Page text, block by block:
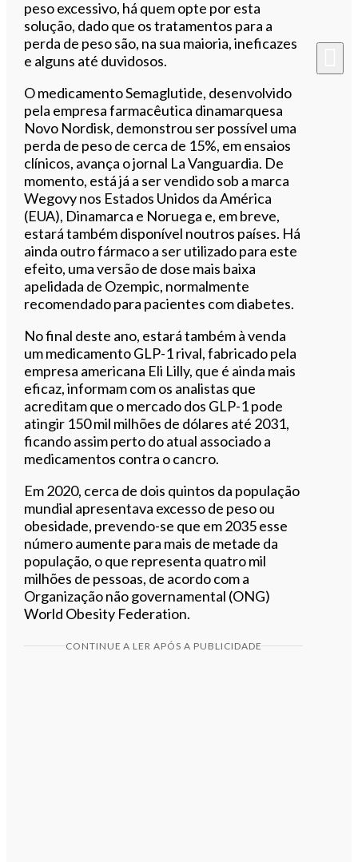
peso excessivo, há quem opte por esta
solução, dado que os tratamentos para a
perda de peso são, na sua maioria, ineficazes
e alguns até duvidosos.
O medicamento Semaglutide, desenvolvido
pela empresa farmacêutica dinamarquesa
Novo Nordisk, demonstrou ser possível uma
perda de peso de cerca de 15%, em ensaios
clínicos, avança o jornal La Vanguardia. De
momento, está já a ser vendido sob a marca
Wegovy nos Estados Unidos da América
(EUA), Dinamarca e Noruega e, em breve,
estará também disponível noutros países. Há
ainda outro fármaco a ser utilizado para este
efeito, umaversão de dose mais baixa
apelidada de Ozempic, normalmente
recomendado para pacientes com diabetes.
No final deste ano, estará também à venda
um medicamento GLP-1 rival, fabricado pela
empresa americana Eli Lilly, que é ainda mais
eficaz, informam com os analistas que
acreditam que o mercado dos GLP-1 pode
atingir 150 mil milhões de dólares até 2031,
ficando assim perto do atual associado a
medicamentos contra o cancro.
Em 2020, cerca de dois quintos da população
mundial apresentava excesso de peso ou
obesidade, prevendo-se que em 2035 esse
número aumente para mais de metade da
população, o que representa quatro mil
milhões de pessoas, de acordo com a
Organização não governamental (ONG)
World Obesity Federation.
CONTINUE A LER APÓS A PUBLICIDADE